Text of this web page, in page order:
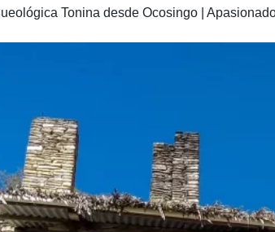
Tonina desde Ocosingo |